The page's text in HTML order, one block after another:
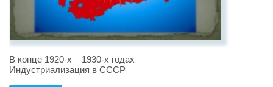
В конце 1920-х – 1930-х годах
Индустриализация в СССР